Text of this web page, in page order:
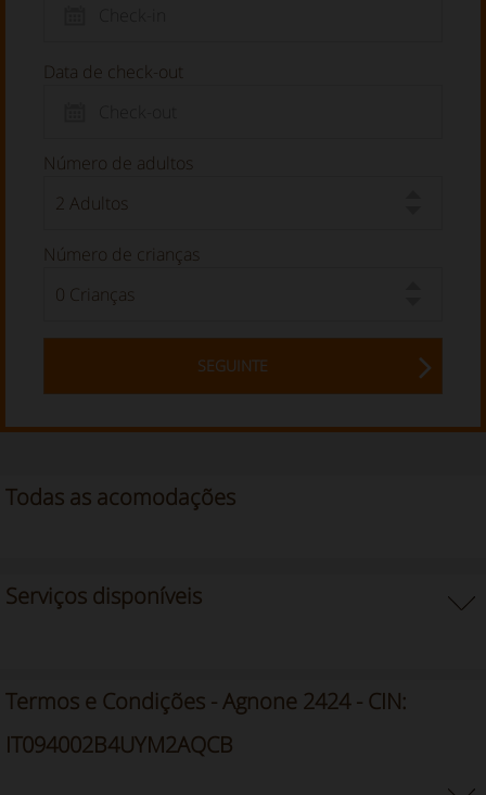
Data de check-out
Número de adultos
Número de crianças
SEGUINTE
Todas as acomodações
Serviços disponíveis
Termos e Condições - Agnone 2424 - CIN:
IT094002B4UYM2AQCB